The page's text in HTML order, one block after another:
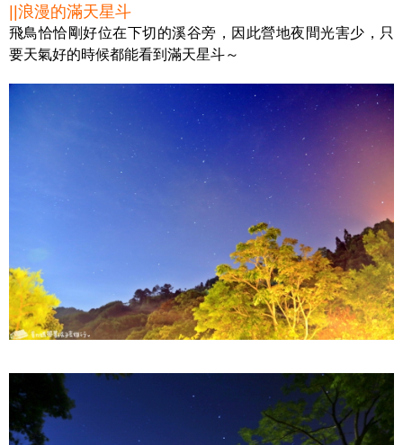
||浪漫的滿天星斗
飛鳥恰恰剛好位在下切的溪谷旁，因此營地夜間光害少，只
要天氣好的時候都能看到滿天星斗～